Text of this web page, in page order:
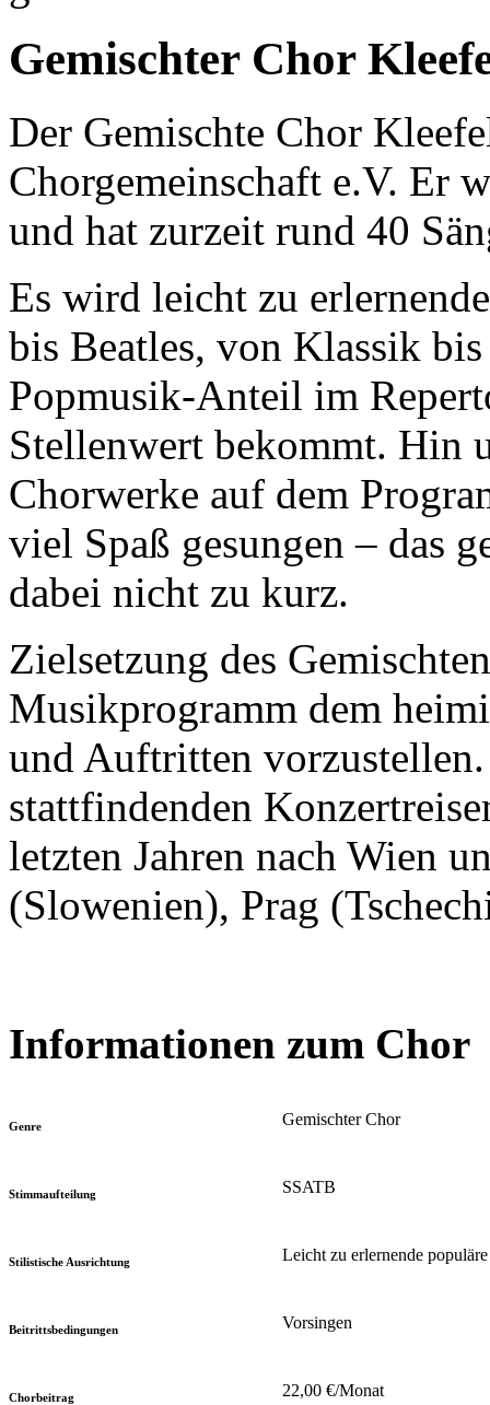
Gemischter Chor
Der Gemischte Chor
Chorgemeinschaft e.V. Er
und hat zurzeit rund 40
Es wird leicht zu
bis Beatles, von Klassik
Popmusik-Anteil im
Stellenwert bekommt. Hin
Chorwerke auf dem
viel Spaß gesungen – das
dabei nicht zu kurz.
Zielsetzung des
Musikprogramm dem
und Auftritten
stattfindenden
letzten Jahren nach Wien
(Slowenien), Prag
Informationen zum Chor
Genre Gemischter Chor
Stimmaufteilung SSATB
Stilistische Ausrichtung Leicht zu erlernende
Beitrittsbedingungen Vorsingen
Chorbeitrag 22,00 €/Monat